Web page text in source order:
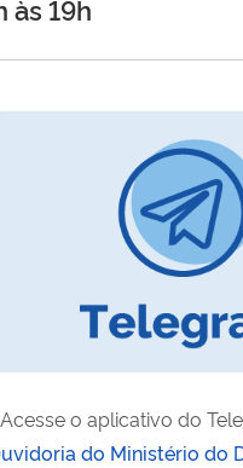
às 19h
Acesse o aplicativo do
do Ministério do